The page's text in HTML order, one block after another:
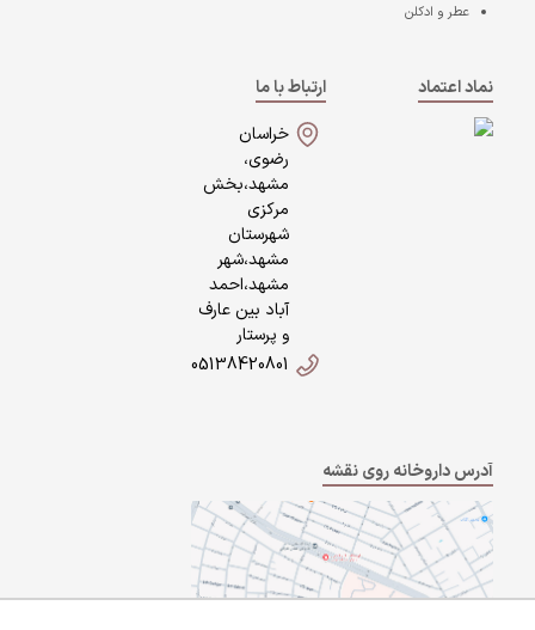
عطر و ادکلن
نماد اعتماد
ارتباط با ما
خراسان
رضوی،
مشهد،بخش
مرکزی
شهرستان
مشهد،شهر
مشهد،احمد
آباد بین عارف
و پرستار
05138420801
آدرس داروخانه روی نقشه